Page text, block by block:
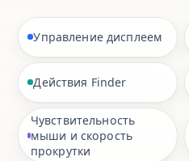
Управление дисплеем
Действия Finder
Чувствительность
мыши и скорость
прокрутки